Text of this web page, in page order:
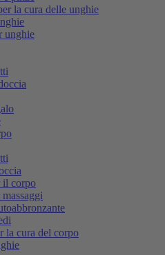
la cura delle unghie
unghie
il corpo
la cura del corpo